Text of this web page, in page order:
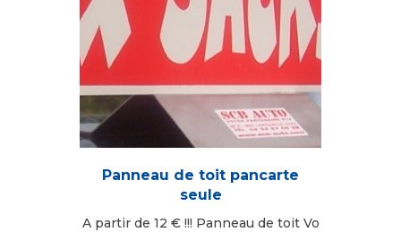
Panneau de toit pancarte
seule
A partir de 12 € !!! Panneau de toit Vo